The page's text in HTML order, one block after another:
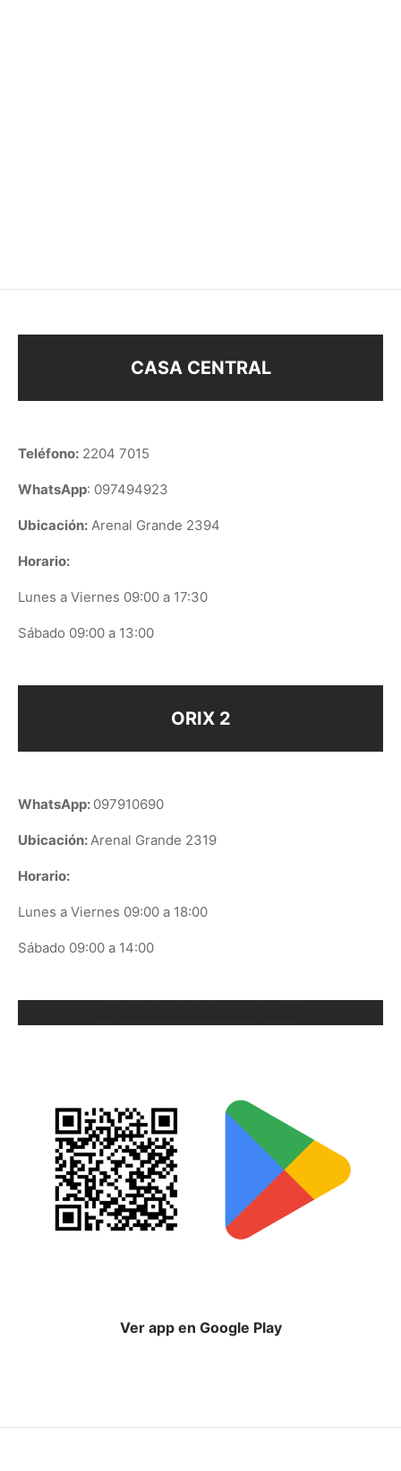
CASA CENTRAL
Teléfono: 2204 7015
WhatsApp: 097494923
Ubicación: Arenal Grande 2394
Horario:
Lunes a Viernes 09:00 a 17:30
Sábado 09:00 a 13:00
ORIX 2
WhatsApp: 097910690
Ubicación:Arenal Grande 2319
Horario:
Lunes a Viernes 09:00 a 18:00
Sábado 09:00 a 14:00
Ver app en Google Play